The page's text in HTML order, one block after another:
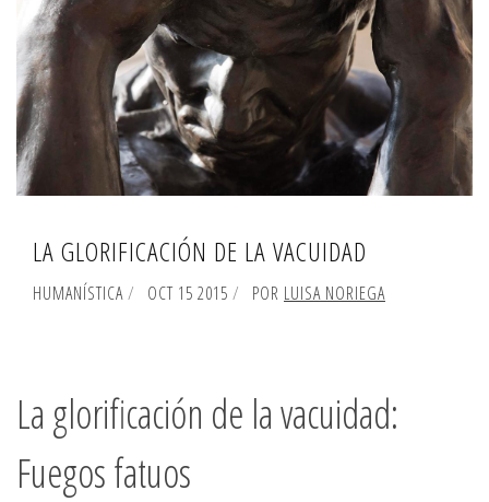
LA GLORIFICACIÓN DE LA VACUIDAD
HUMANÍSTICA OCT 15 2015 POR LUISA NORIEGA
La glorificación de la vacuidad:
Fuegos fatuos